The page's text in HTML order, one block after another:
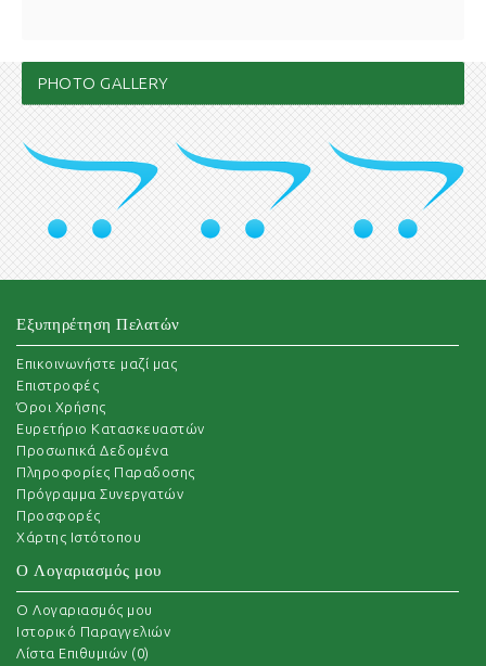
PHOTO GALLERY
Εξυπηρέτηση Πελατών
Επικοινωνήστε μαζί μας
Επιστροφές
Όροι Χρήσης
Ευρετήριο Κατασκευαστών
Προσωπικά Δεδομένα
Πληροφορίες Παραδοσης
Πρόγραμμα Συνεργατών
Προσφορές
Χάρτης Ιστότοπου
Ο Λογαριασμός μου
O Λογαριασμός μου
Ιστορικό Παραγγελιών
Λίστα Επιθυμιών (0)